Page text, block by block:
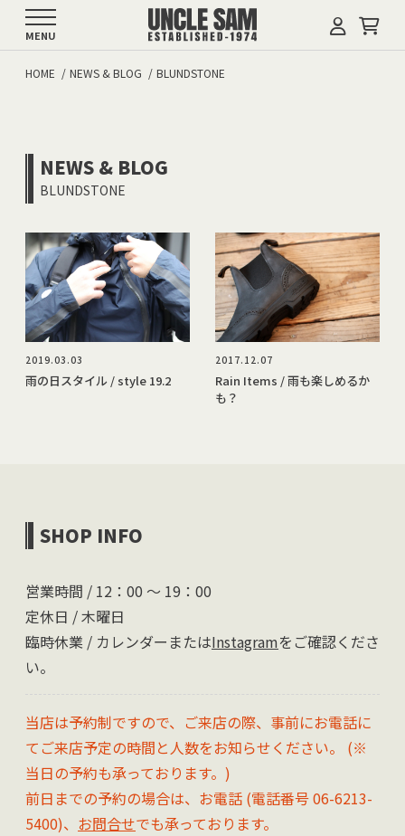
MENU
HOME NEWS & BLOG BLUNDSTONE
NEWS & BLOG
BLUNDSTONE
2019.03.03
雨の日スタイル / style 19.2
2017.12.07
Rain Items / 雨も楽しめるか
も？
SHOP INFO
営業時間 / 12：00 〜 19：00
定休日 / 木曜日
臨時休業 / カレンダーまたはInstagramをご確認くださ
い。
当店は予約制ですので、ご来店の際、事前にお電話に
てご来店予定の時間と人数をお知らせください。 (※
当日の予約も承っております。)
前日までの予約の場合は、お電話 (電話番号 06-6213-
5400)、 お問合せでも承っております。